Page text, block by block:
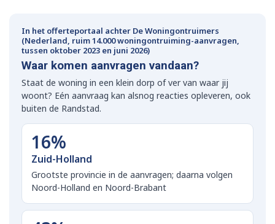
In het offerteportaal achter De Woningontruimers
(Nederland, ruim 14.000 woningontruiming-aanvragen,
tussen oktober 2023 en juni 2026)
Waar komen aanvragen vandaan?
Staat de woning in een klein dorp of ver van waar jij
woont? Eén aanvraag kan alsnog reacties opleveren, ook
buiten de Randstad.
16%
Zuid-Holland
Grootste provincie in de aanvragen; daarna volgen
Noord-Holland en Noord-Brabant